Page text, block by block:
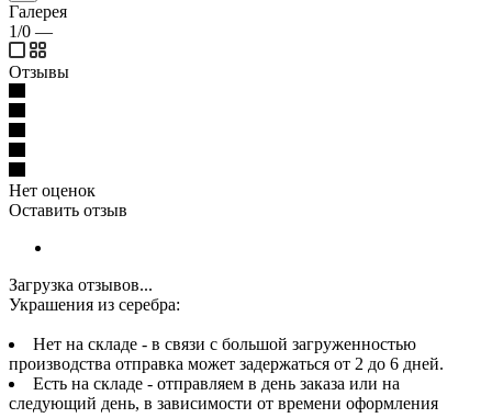
Галерея
1/0 —
Отзывы
Нет оценок
Оставить отзыв
Загрузка отзывов...
Украшения из серебра:
Нет на складе - в связи с большой загруженностью
производства отправка может задержаться от 2 до 6 дней.
Есть на складе - отправляем в день заказа или на
следующий день, в зависимости от времени оформления